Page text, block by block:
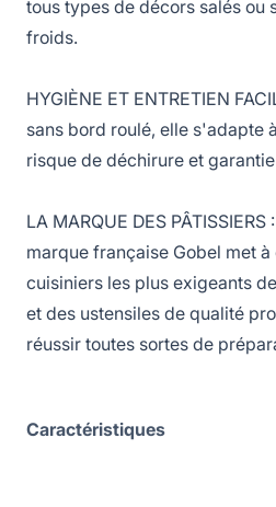
tous types de décors salés ou
froids.
HYGIÈNE ET ENTRETIEN
sans bord roulé, elle s'adapte
risque de déchirure et
LA MARQUE DES PÂTISSIERS
marque française Gobel met
cuisiniers les plus exigeants
et des ustensiles de qualité
réussir toutes sortes de
Caractéristiques